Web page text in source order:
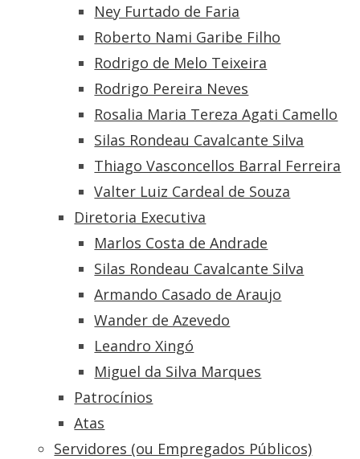
Ney Furtado de Faria
Roberto Nami Garibe Filho
Rodrigo de Melo Teixeira
Rodrigo Pereira Neves
Rosalia Maria Tereza Agati Camello
Silas Rondeau Cavalcante Silva
Thiago Vasconcellos Barral Ferreira
Valter Luiz Cardeal de Souza
Diretoria Executiva
Marlos Costa de Andrade
Silas Rondeau Cavalcante Silva
Armando Casado de Araujo
Wander de Azevedo
Leandro Xingó
Miguel da Silva Marques
Patrocínios
Atas
Servidores (ou Empregados Públicos)